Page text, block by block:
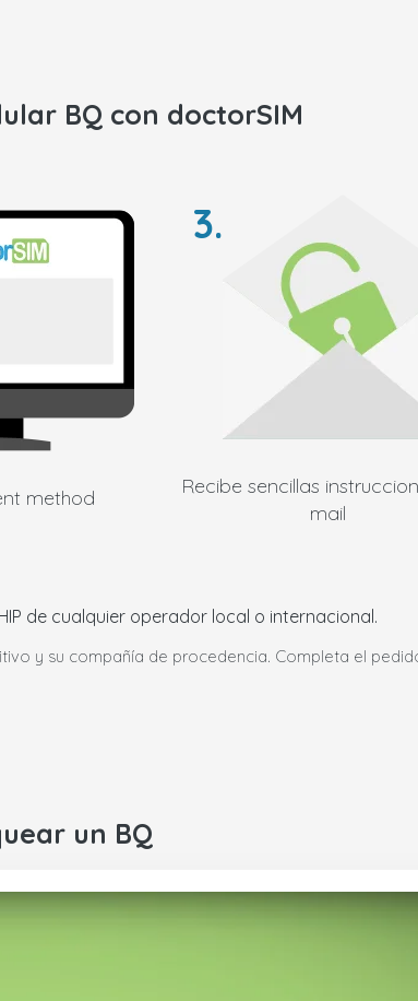
BQ con doctorSIM
method
3.
Recibe sencillas
mail
de cualquier operador local o internacional.
y su compañía de procedencia. Completa el
un BQ